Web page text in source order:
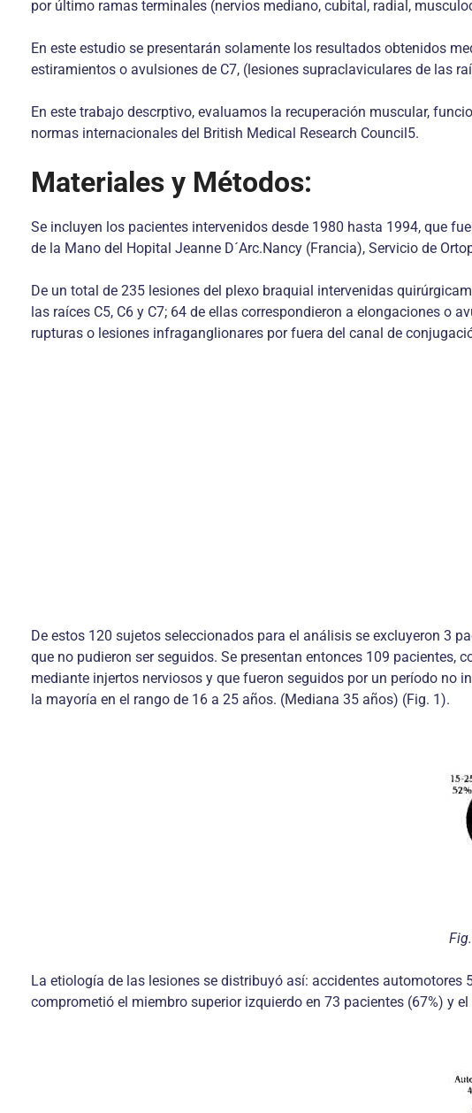
por último ramas terminales (nervios mediano, cubital, radial,
En este estudio se presentarán solamente los resultados obtenidos
estiramientos o avulsiones de C7, (lesiones supraclaviculares de las
En este trabajo descrptivo, evaluamos la recuperación muscular,
normas internacionales del British Medical Research Council5.
Materiales y Métodos:
Se incluyen los pacientes intervenidos desde 1980 hasta 1994, que
de la Mano del Hopital Jeanne D´Arc.Nancy (Francia), Servicio de
De un total de 235 lesiones del plexo braquial intervenidas
las raíces C5, C6 y C7; 64 de ellas correspondieron a elongaciones o
rupturas o lesiones infraganglionares por fuera del canal de
De estos 120 sujetos seleccionados para el análisis se excluyeron 3
que no pudieron ser seguidos. Se presentan entonces 109 pacientes,
mediante injertos nerviosos y que fueron seguidos por un período no
la mayoría en el rango de 16 a 25 años. (Mediana 35 años) (Fig. 1).
La etiología de las lesiones se distribuyó así: accidentes automotores
comprometió el miembro superior izquierdo en 73 pacientes (67%) y